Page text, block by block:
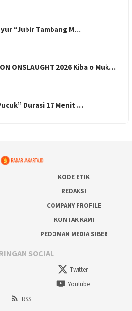
“Jubir Tambang M…
ONSLAUGHT 2026 Kiba o Muk…
Durasi 17 Menit …
KODE ETIK
REDAKSI
COMPANY PROFILE
KONTAK KAMI
PEDOMAN MEDIA SIBER
SOCIAL
Twitter
Youtube
RSS